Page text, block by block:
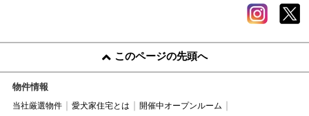
このページの先頭へ
物件情報
当社厳選物件 愛犬家住宅とは
開催中オープンルーム